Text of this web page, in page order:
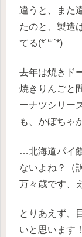
違うと、また
たのと、製造
てる(*´꒳`*)
去年は焼きド
焼きりんごと
ーナツシリー
も、かぼちゃ
…北海道パイ
ないよね？（
万々歳です、
とりあえず、
いと思います！